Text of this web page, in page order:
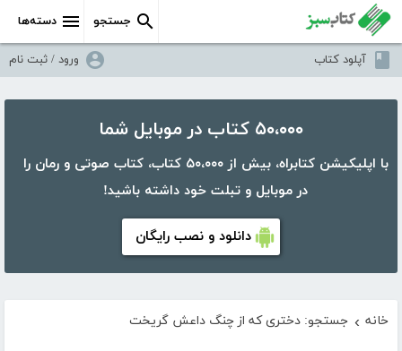
دسته‌ها جستجو
آپلود کتاب ورود / ثبت نام
۵۰،۰۰۰ کتاب در موبایل شما
با اپلیکیشن کتابراه، بیش از ۵۰،۰۰۰ کتاب، کتاب صوتی و رمان را
در موبایل و تبلت خود داشته باشید!
دانلود و نصب رایگان
خانه › جستجو: دختری که از چنگ داعش گریخت